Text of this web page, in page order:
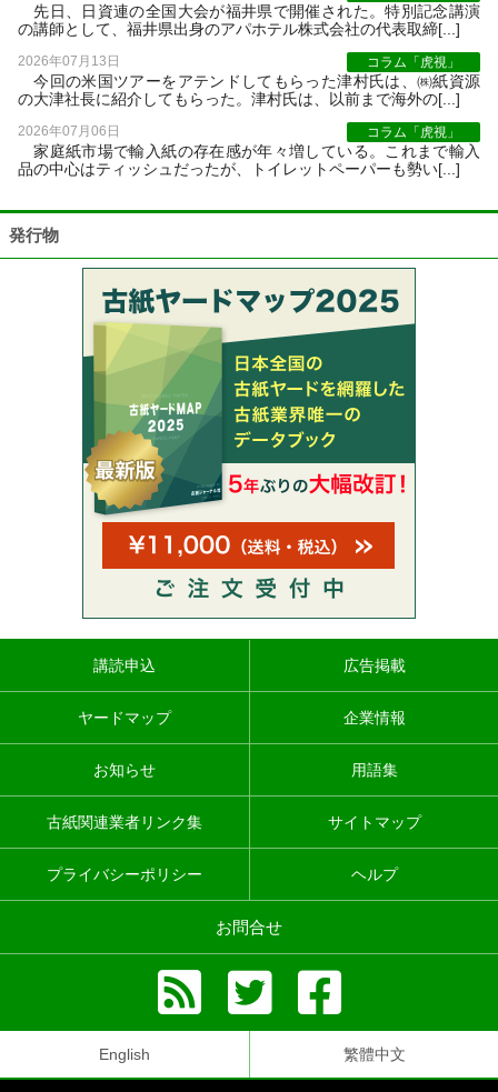
先日、日資連の全国大会が福井県で開催された。特別記念講演
の講師として、福井県出身のアパホテル株式会社の代表取締[...]
2026年07月13日 コラム「虎視」
今回の米国ツアーをアテンドしてもらった津村氏は、㈱紙資源
の大津社長に紹介してもらった。津村氏は、以前まで海外の[...]
2026年07月06日 コラム「虎視」
家庭紙市場で輸入紙の存在感が年々増している。これまで輸入
品の中心はティッシュだったが、トイレットペーパーも勢い[...]
発行物
講読申込 広告掲載
ヤードマップ 企業情報
お知らせ 用語集
古紙関連業者リンク集 サイトマップ
プライバシーポリシー ヘルプ
お問合せ
English 繁體中文